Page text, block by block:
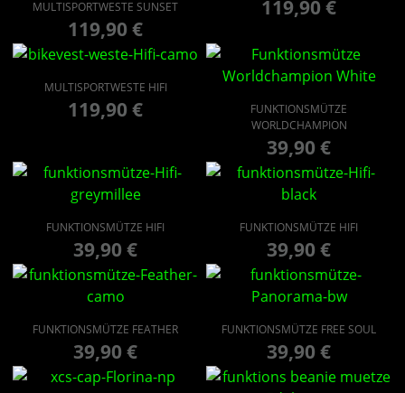
MULTISPORTWESTE SUNSET
119,90€
119,90€
MULTISPORTWESTE HIFI
119,90€
FUNKTIONSMÜTZE
WORLDCHAMPION
39,90€
FUNKTIONSMÜTZE HIFI
39,90€
FUNKTIONSMÜTZE HIFI
39,90€
FUNKTIONSMÜTZE FEATHER
39,90€
FUNKTIONSMÜTZE FREE SOUL
39,90€